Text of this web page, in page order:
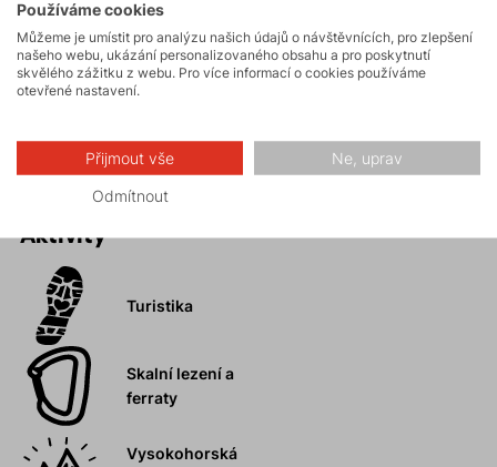
sportovních aktivit od cyklistiky, přes turistiku, až po
skalní lezení.
Triko je opatřeno praktickými otvory na palce a
Aktivity
Turistika
Skalní lezení a
ferraty
Vysokohorská
Používáme cookies
Můžeme je umístit pro analýzu našich údajů o návštěvnících, pro zlepšení
našeho webu, ukázání personalizovaného obsahu a pro poskytnutí
skvělého zážitku z webu. Pro více informací o cookies používáme
otevřené nastavení.
Přijmout vše Ne, uprav
Odmítnout